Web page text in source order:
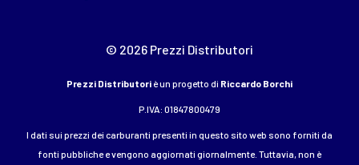
© 2026 Prezzi Distributori
Prezzi Distributori è un progetto di Riccardo Borchi
P.IVA: 01847800479
I dati sui prezzi dei carburanti presenti in questo sito web sono forniti da
fonti pubbliche e vengono aggiornati giornalmente. Tuttavia, non è